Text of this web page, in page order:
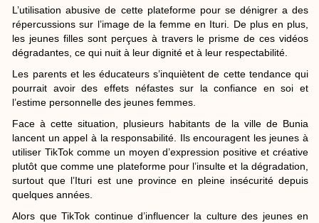
L’utilisation abusive de cette plateforme pour se dénigrer a des
répercussions sur l’image de la femme en Ituri. De plus en plus,
les jeunes filles sont perçues à travers le prisme de ces vidéos
dégradantes, ce qui nuit à leur dignité et à leur respectabilité.
Les parents et les éducateurs s’inquiètent de cette tendance qui
pourrait avoir des effets néfastes sur la confiance en soi et
l’estime personnelle des jeunes femmes.
Face à cette situation, plusieurs habitants de la ville de Bunia
lancent un appel à la responsabilité. Ils encouragent les jeunes à
utiliser TikTok comme un moyen d’expression positive et créative
plutôt que comme une plateforme pour l’insulte et la dégradation,
surtout que l’Ituri est une province en pleine insécurité depuis
quelques années.
Alors que TikTok continue d’influencer la culture des jeunes en